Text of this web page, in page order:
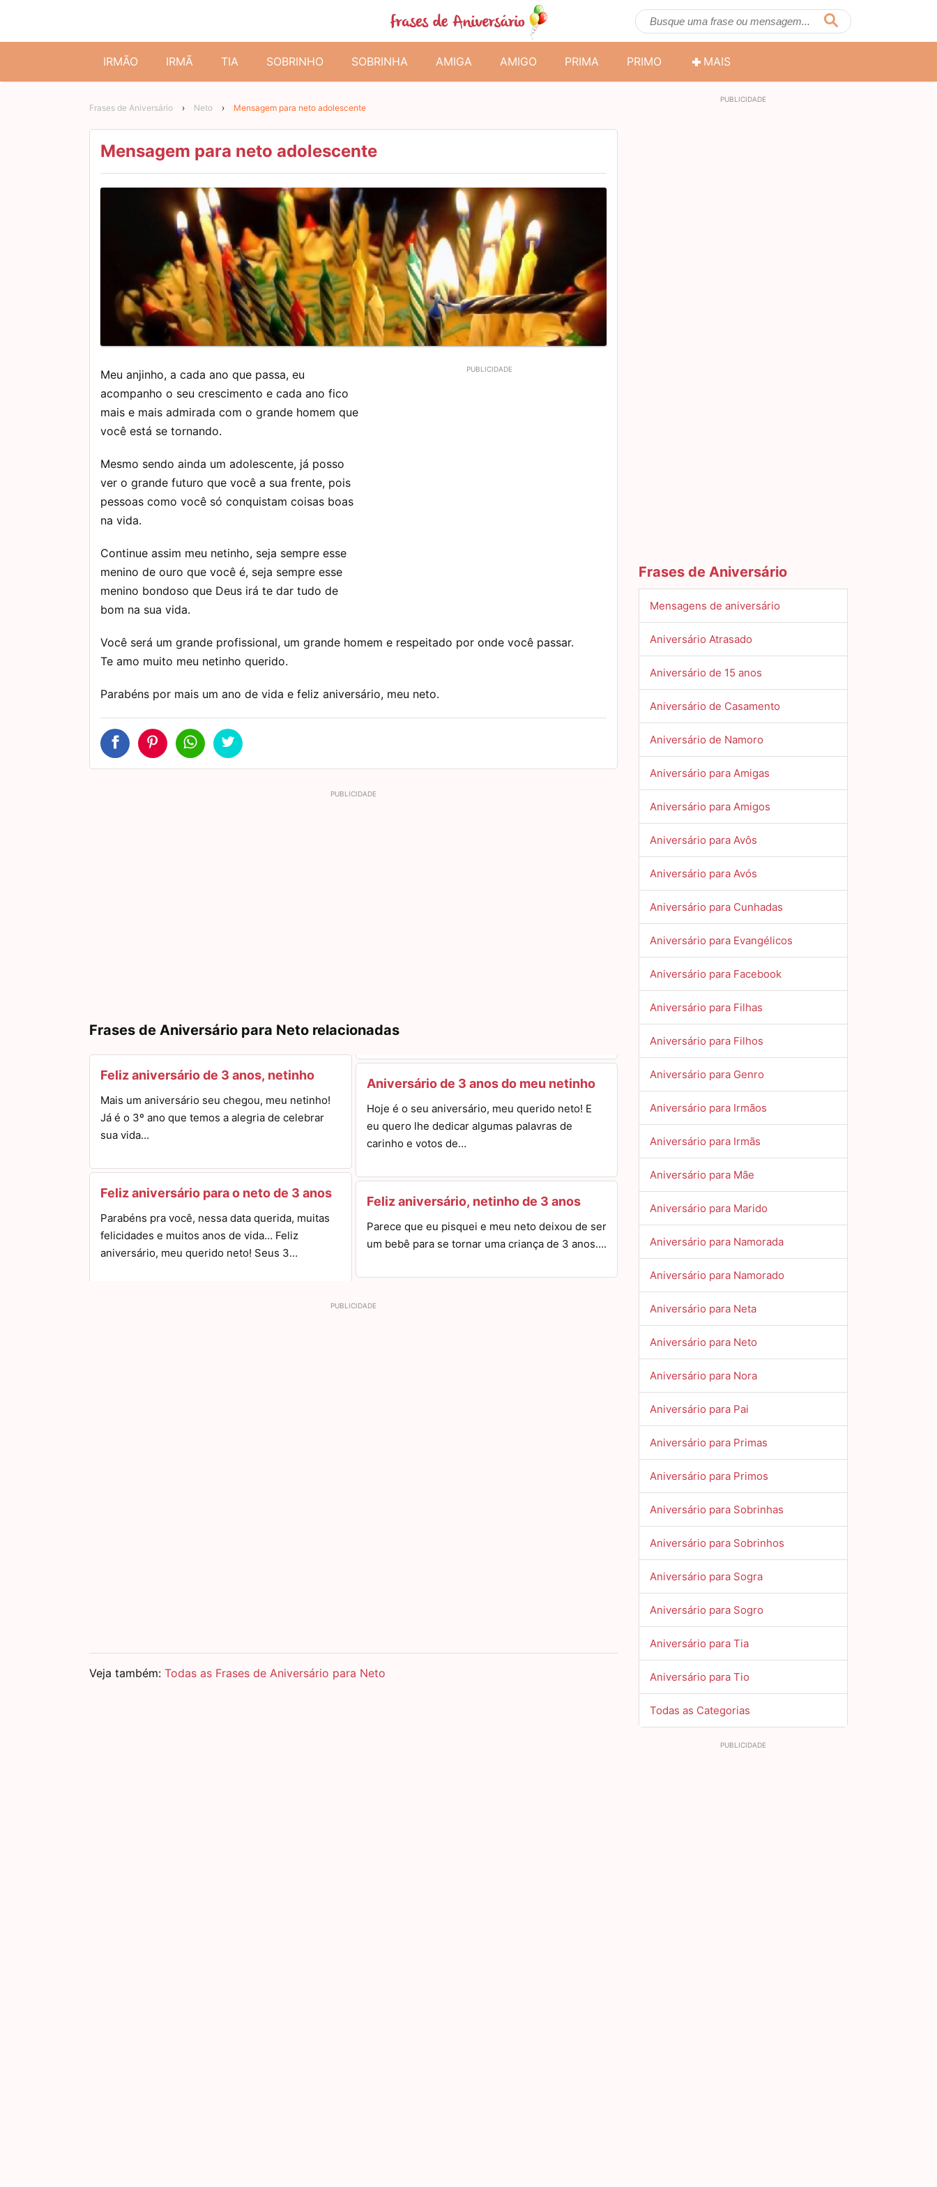
IRMÃO IRMÃ TIA SOBRINHO SOBRINHA AMIGA AMIGO PRIMA PRIMO MAIS
Frases de Aniversário › Neto › Mensagem para neto adolescente
Mensagem para neto adolescente
Meu anjinho, a cada ano que passa, eu
acompanho o seu crescimento e cada ano fico
mais e mais admirada com o grande homem que
você está se tornando.
Mesmo sendo ainda um adolescente, já posso
ver o grande futuro que você a sua frente, pois
pessoas como você só conquistam coisas boas
na vida.
Continue assim meu netinho, seja sempre esse
menino de ouro que você é, seja sempre esse
menino bondoso que Deus irá te dar tudo de
bom na sua vida.
Você será um grande profissional, um grande homem e respeitado por onde você passar.
Te amo muito meu netinho querido.
Parabéns por mais um ano de vida e feliz aniversário, meu neto.
Frases de Aniversário para Neto relacionadas
Feliz aniversário de 3 anos, netinho
Mais um aniversário seu chegou, meu netinho!
Já é o 3º ano que temos a alegria de celebrar
sua vida…
Feliz aniversário para o neto de 3 anos
Parabéns pra você, nessa data querida, muitas
felicidades e muitos anos de vida… Feliz
aniversário, meu querido neto! Seus 3…
Aniversário de 3 anos do meu netinho
Hoje é o seu aniversário, meu querido neto! E
eu quero lhe dedicar algumas palavras de
carinho e votos de…
Feliz aniversário, netinho de 3 anos
Parece que eu pisquei e meu neto deixou de ser
um bebê para se tornar uma criança de 3 anos….
Veja também: Todas as Frases de Aniversário para Neto
Frases de Aniversário
Mensagens de aniversário
Aniversário Atrasado
Aniversário de 15 anos
Aniversário de Casamento
Aniversário de Namoro
Aniversário para Amigas
Aniversário para Amigos
Aniversário para Avôs
Aniversário para Avós
Aniversário para Cunhadas
Aniversário para Evangélicos
Aniversário para Facebook
Aniversário para Filhas
Aniversário para Filhos
Aniversário para Genro
Aniversário para Irmãos
Aniversário para Irmãs
Aniversário para Mãe
Aniversário para Marido
Aniversário para Namorada
Aniversário para Namorado
Aniversário para Neta
Aniversário para Neto
Aniversário para Nora
Aniversário para Pai
Aniversário para Primas
Aniversário para Primos
Aniversário para Sobrinhas
Aniversário para Sobrinhos
Aniversário para Sogra
Aniversário para Sogro
Aniversário para Tia
Aniversário para Tio
Todas as Categorias